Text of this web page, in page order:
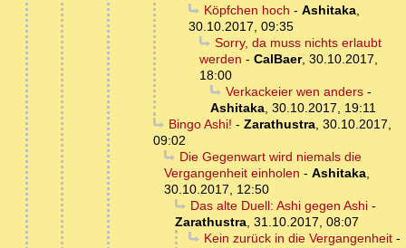
Köpfchen hoch - Ashitaka,
30.10.2017, 09:35
Sorry, da muss nichts erlaubt
werden - CalBaer, 30.10.2017,
18:00
Verkackeier wen anders-
Ashitaka, 30.10.2017, 19:11
Bingo Ashi! - Zarathustra, 30.10.2017,
09:02
Die Gegenwart wird niemals die
Vergangenheit einholen - Ashitaka,
30.10.2017, 12:50
Das alte Duell: Ashi gegen Ashi-
Zarathustra, 31.10.2017, 08:07
Kein zurück in die Vergangenheit-